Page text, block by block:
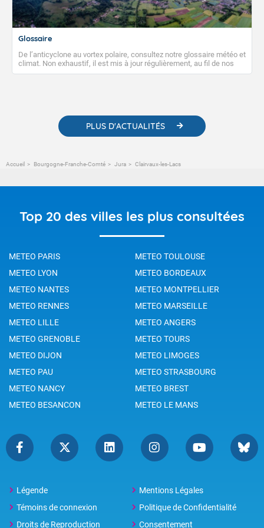
Glossaire
De l’anticyclone au vortex polaire, consultez notre glossaire météo et
climat. Non exhaustif, il est mis à jour régulièrement, au fil de nos
publications. Vous y trouverez également des liens utiles vers nos
PLUS D'ACTUALITÉS
Accueil Bourgogne-Franche-Comté Jura Clairvaux-les-Lacs
Top 20 des villes les plus consultées
METEO PARIS
METEO TOULOUSE
METEO LYON
METEO BORDEAUX
METEO NANTES
METEO MONTPELLIER
METEO RENNES
METEO MARSEILLE
METEO LILLE
METEO ANGERS
METEO GRENOBLE
METEO TOURS
METEO DIJON
METEO LIMOGES
METEO PAU
METEO STRASBOURG
METEO NANCY
METEO BREST
METEO BESANCON
METEO LE MANS
Légende
Mentions Légales
Témoins de connexion
Politique de Confidentialité
Droits de Reproduction
Consentement